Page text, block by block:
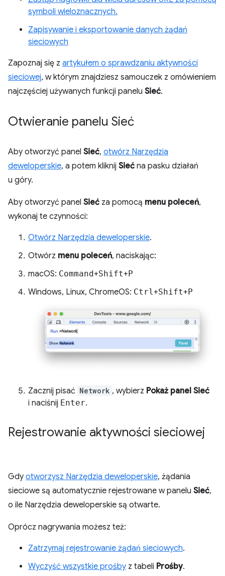
symboli wieloznacznych.
Zapisywanie i eksportowanie danych żądań
sieciowych
Zapoznaj się z artykułem o sprawdzaniu aktywności
sieciowej, w którym znajdziesz samouczek z omówieniem
najczęściej używanych funkcji panelu Sieć.
Otwieranie panelu Sieć
Aby otworzyć panel Sieć, otwórz Narzędzia
deweloperskie, a potem kliknij Sieć na pasku działań
u góry.
Aby otworzyć panel Sieć za pomocą menu poleceń,
wykonaj te czynności:
Otwórz Narzędzia deweloperskie.
Otwórz menu poleceń, naciskając:
macOS: Command+Shift+P
Windows, Linux, ChromeOS: Ctrl+Shift+P
Zacznij pisać Network , wybierz Pokaż panel Sieć
i naciśnij Enter.
Rejestrowanie aktywności sieciowej
Gdy otworzysz Narzędzia deweloperskie, żądania
sieciowe są automatycznie rejestrowane w panelu Sieć,
o ile Narzędzia deweloperskie są otwarte.
Oprócz nagrywania możesz też:
Zatrzymaj rejestrowanie żądań sieciowych.
Wyczyść wszystkie prośby z tabeli Prośby.